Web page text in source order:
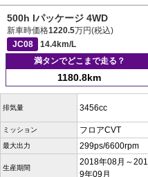
500h Iパッケージ 4WD
新車時価格1220.5万円(税込)
JC08
14.4km/L
満タンでどこまで走る？
1180.8km
排気量 3456cc
ミッション フロアCVT
最大出力 299ps/6600rpm
生産期間
2018年08月～201
9年09月